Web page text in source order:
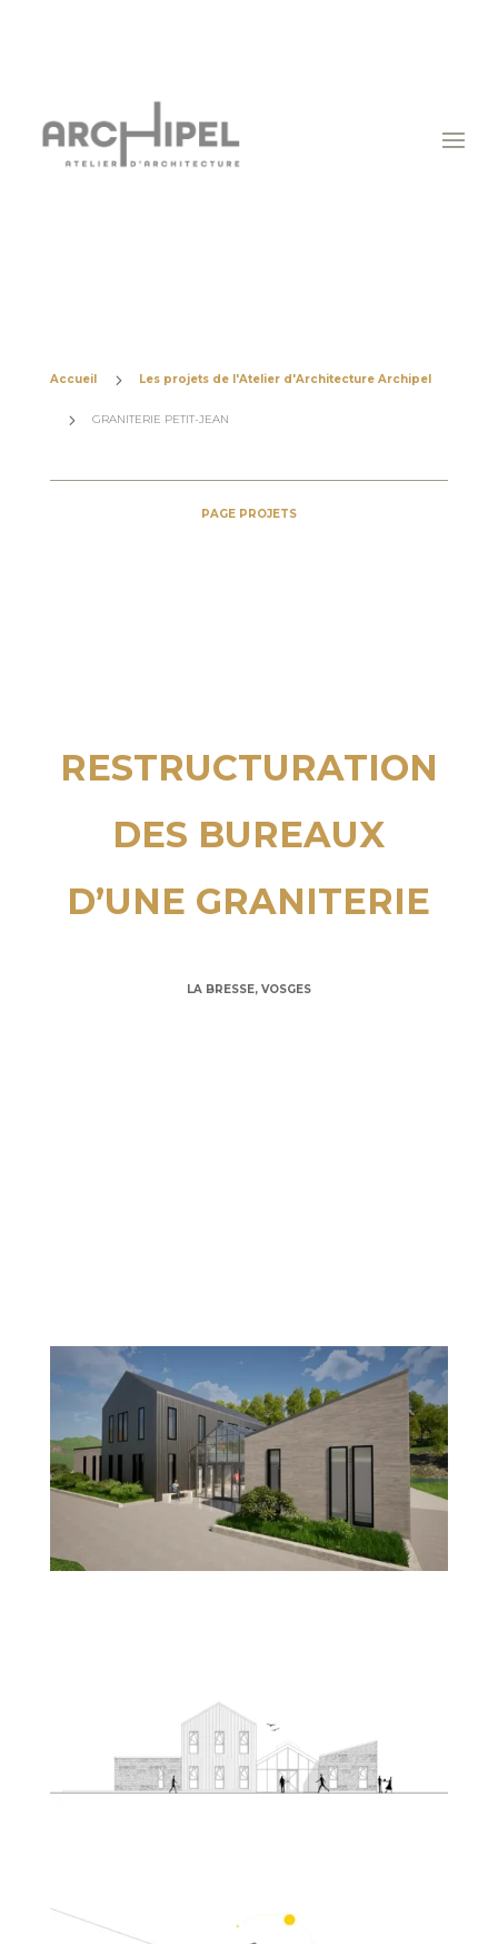
Accueil 5 Les projets de l'Atelier d'Architecture Archipel
5 GRANITERIE PETIT-JEAN
PAGE PROJETS
RESTRUCTURATION
DES BUREAUX
D’UNE GRANITERIE
LA BRESSE, VOSGES